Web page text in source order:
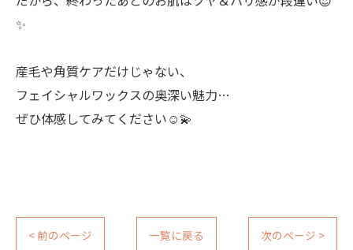
✨
産毛や角質ケアだけじゃない、
フェイシャルワックスの奥深い魅力…
ぜひ体感してみてください☺️💫
< 前のページ 一覧に戻る 次のページ >